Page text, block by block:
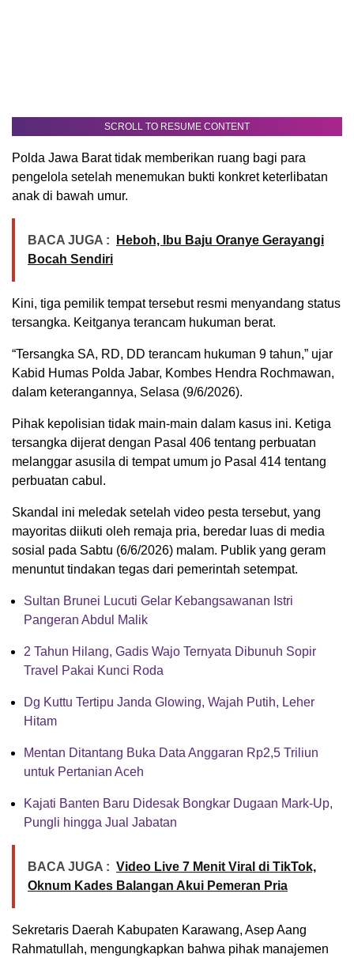
SCROLL TO RESUME CONTENT
Polda Jawa Barat tidak memberikan ruang bagi para
pengelola setelah menemukan bukti konkret keterlibatan
anak di bawah umur.
BACA JUGA :
Heboh, Ibu Baju Oranye Gerayangi
Bocah Sendiri
Kini, tiga pemilik tempat tersebut resmi menyandang status
tersangka. Keitganya terancam hukuman berat.
“Tersangka SA, RD, DD terancam hukuman 9 tahun,” ujar
Kabid Humas Polda Jabar, Kombes Hendra Rochmawan,
dalam keterangannya, Selasa (9/6/2026).
Pihak kepolisian tidak main-main dalam kasus ini. Ketiga
tersangka dijerat dengan Pasal 406 tentang perbuatan
melanggar asusila di tempat umum jo Pasal 414 tentang
perbuatan cabul.
Skandal ini meledak setelah video pesta tersebut, yang
mayoritas diikuti oleh remaja pria, beredar luas di media
sosial pada Sabtu (6/6/2026) malam. Publik yang geram
menuntut tindakan tegas dari pemerintah setempat.
Sultan Brunei Lucuti Gelar Kebangsawanan Istri
Pangeran Abdul Malik
2 Tahun Hilang, Gadis Wajo Ternyata Dibunuh Sopir
Travel Pakai Kunci Roda
Dg Kuttu Tertipu Janda Glowing, Wajah Putih, Leher
Hitam
Mentan Ditantang Buka Data Anggaran Rp2,5 Triliun
untuk Pertanian Aceh
Kajati Banten Baru Didesak Bongkar Dugaan Mark-Up,
Pungli hingga Jual Jabatan
BACA JUGA : Video Live 7 Menit Viral di TikTok,
Oknum Kades Balangan Akui Pemeran Pria
Sekretaris Daerah Kabupaten Karawang, Asep Aang
Rahmatullah, mengungkapkan bahwa pihak manajemen